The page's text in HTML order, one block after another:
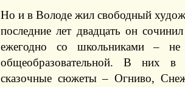
Но и в Володе жил свободный
последние лет двадцать он
ежегодно со школьниками –
общеобразовательной. В них в
сказочные сюжеты – Огниво,